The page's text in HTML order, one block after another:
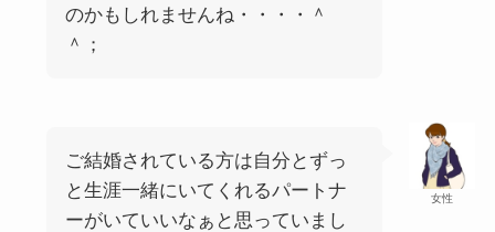
のかもしれませんね・・・・＾
＾；
女性
ご結婚されている方は自分とずっ
と生涯一緒にいてくれるパートナ
ーがいていいなぁと思っていまし